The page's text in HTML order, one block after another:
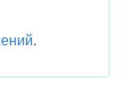
.